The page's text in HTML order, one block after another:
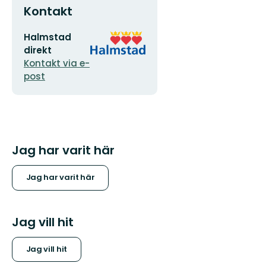
Kontakt
E-
postadress
Halmstad
direkt
Kontakt via e-
post
Organisationens
logotyp
Jag har varit här
Jag har varit här
Jag vill hit
Jag vill hit